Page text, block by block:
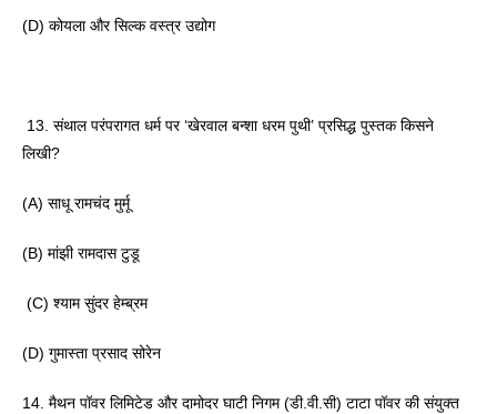
(D) कोयला और सिल्क वस्त्र उद्योग
13. संथाल परंपरागत धर्म पर ‘खेरवाल बन्शा धरम पुथी’ प्रसिद्ध पुस्तक किसने
लिखी?
(A) साधू रामचंद मुर्मू
(B) मांझी रामदास टुडू
(C) श्याम सुंदर हेम्ब्रम
(D) गुमास्ता प्रसाद सोरेन
14. मैथन पॉवर लिमिटेड और दामोदर घाटी निगम (डी.वी.सी) टाटा पॉवर की संयुक्त